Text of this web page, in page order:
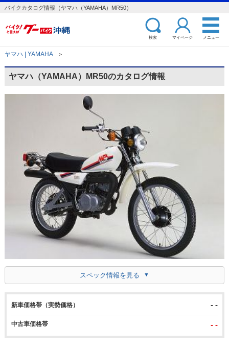
バイクカタログ情報（ヤマハ（YAMAHA）MR50）
検索 マイページ メニュー
ヤマハ | YAMAHA ＞
ヤマハ（YAMAHA）MR50のカタログ情報
スペック情報を見る
新車価格帯（実勢価格） - -
中古車価格帯 - -